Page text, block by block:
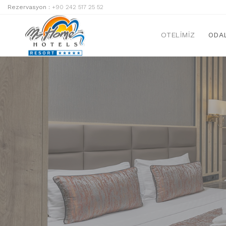
Rezervasyon : +90 242 517 25 52
OTELIMIZ